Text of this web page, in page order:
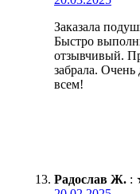
Заказала
Быстро
отзывчивый.
забрала.
всем!
Радослав Ж. :